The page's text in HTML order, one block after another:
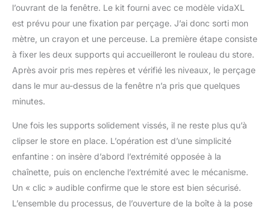
l’ouvrant de la fenêtre. Le kit fourni avec ce modèle vidaXL
est prévu pour une fixation par perçage. J’ai donc sorti mon
mètre, un crayon et une perceuse. La première étape consiste
à fixer les deux supports qui accueilleront le rouleau du store.
Après avoir pris mes repères et vérifié les niveaux, le perçage
dans le mur au-dessus de la fenêtre n’a pris que quelques
minutes.
Une fois les supports solidement vissés, il ne reste plus qu’à
clipser le store en place. L’opération est d’une simplicité
enfantine : on insère d’abord l’extrémité opposée à la
chaînette, puis on enclenche l’extrémité avec le mécanisme.
Un « clic » audible confirme que le store est bien sécurisé.
L’ensemble du processus, de l’ouverture de la boîte à la pose